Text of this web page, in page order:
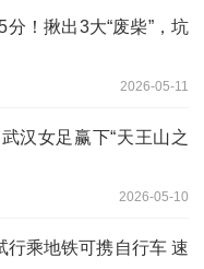
！揪出3大“废柴”，坑
2026-05-11
汉女足赢下“天王山之
2026-05-10
行乘地铁可携自行车 速